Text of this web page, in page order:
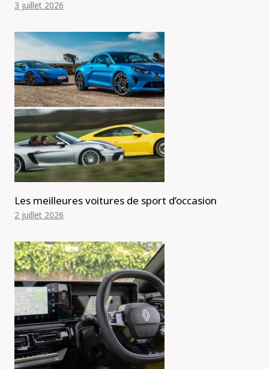
3 juillet 2026
Les meilleures voitures de sport d’occasion
2 juillet 2026